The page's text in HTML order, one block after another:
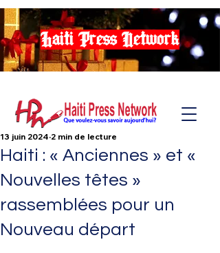
Haiti Press Network
Haiti : « Anciennes » et «
Nouvelles têtes »
rassemblées pour un
Nouveau départ
13 juin 2024 2 min de lecture